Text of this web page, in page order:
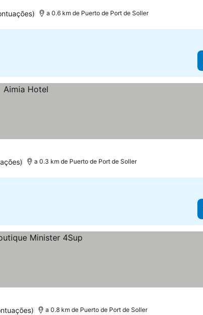
a 0.6 km de Puerto de Port de Soller
a 0.3 km de Puerto de Port de Soller
a 0.8 km de Puerto de Port de Soller